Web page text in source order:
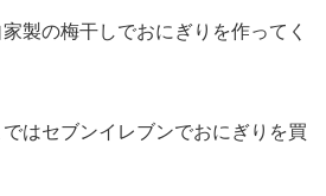
製の梅干しでおにぎりを作ってく
はセブンイレブンでおにぎりを買